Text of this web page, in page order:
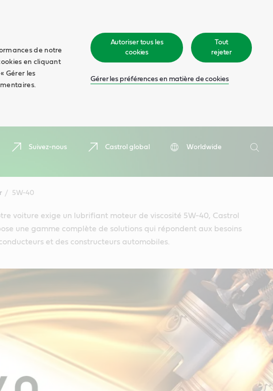
de notre
en cliquant
Gérer les
Autoriser tous les
cookies
Tout
rejeter
Gérer les préférences en matière de cookies
Suivez-nous Castrol global
Worldwide
5W-40
voiture exige un lubrifiant moteur de viscosité 5W-40, Castrol
une gamme complète de solutions qui répondent aux besoins
et des constructeurs automobiles.